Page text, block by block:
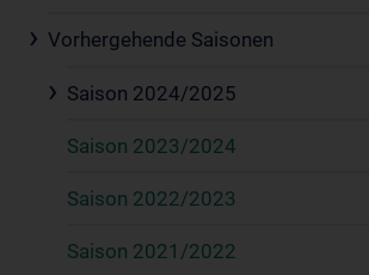
Vorhergehende Saisonen
Saison 2024/2025
Saison 2023/2024
Saison 2022/2023
Saison 2021/2022